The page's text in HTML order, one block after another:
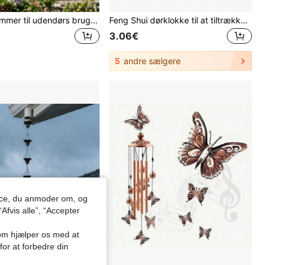
Fugleskræmmer til udendørs brug, reflekterende uglevindmølle, 3D fugleskræmmer i rustfrit stål (kan afskrække duer), udendørs hængende fuglereflektor, velegnet til have, tag og gård, kan holde duer væk fra dit hus, din have og frugthave, kan også bruges som hjemmedekoration og vindklokke Feng Shui dørklokke til at tiltrække og hele rigdom, dopamin-vindklokke, magnetisk selvklæbende dørklokke, dørklokke i valnøddetræ, kinesisk kobberklokke egnet til hjem og virksomheders indgange
3.06€
5 andre sælgere
du anmoder om, og
alle”, “Accepter
hjælper os med at
at forbedre din